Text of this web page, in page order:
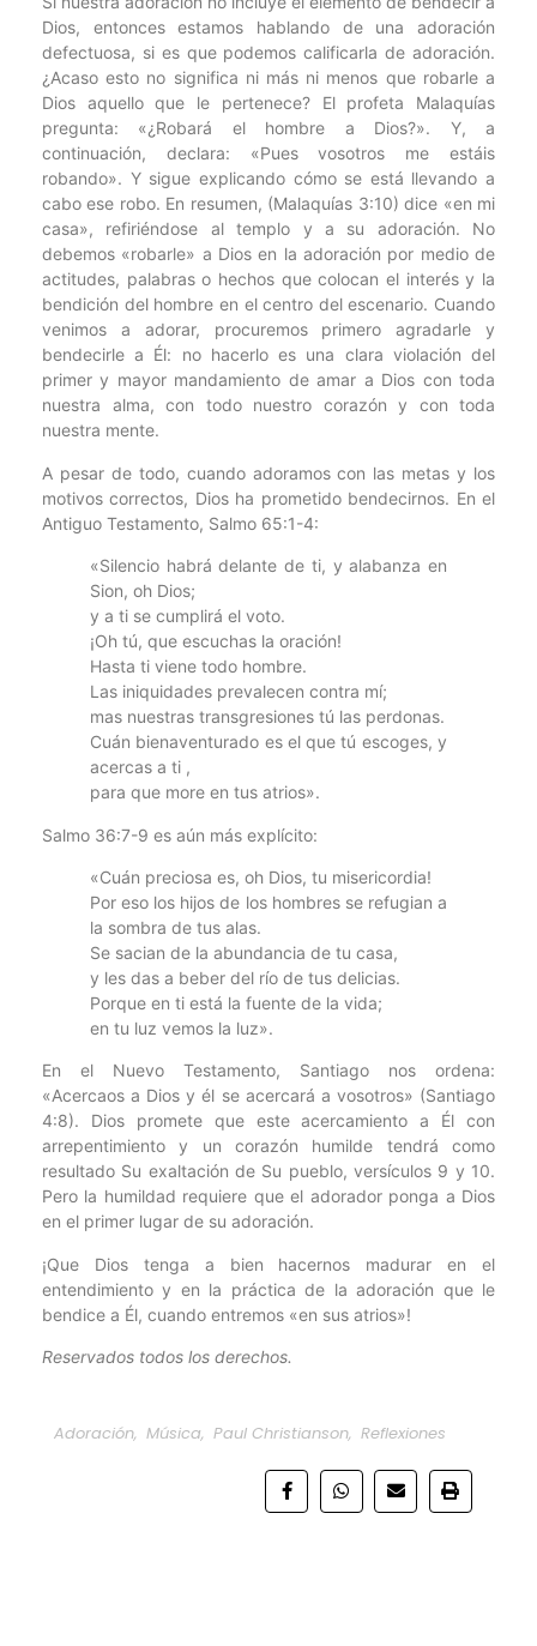
Dios, entonces estamos hablando de una adoración
defectuosa, si es que podemos calificarla de adoración.
¿Acaso esto no significa ni más ni menos que robarle a
Dios aquello que le pertenece? El profeta Malaquías
pregunta: «¿Robará el hombre a Dios?». Y, a
continuación, declara: «Pues vosotros me estáis
robando». Y sigue explicando cómo se está llevando a
cabo ese robo. En resumen, (Malaquías 3:10) dice «en mi
casa», refiriéndose al templo y a su adoración. No
debemos «robarle» a Dios en la adoración por medio de
actitudes, palabras o hechos que colocan el interés y la
bendición del hombre en el centro del escenario. Cuando
venimos a adorar, procuremos primero agradarle y
bendecirle a Él: no hacerlo es una clara violación del
primer y mayor mandamiento de amar a Dios con toda
nuestra alma, con todo nuestro corazón y con toda
nuestra mente.
A pesar de todo, cuando adoramos con las metas y los
motivos correctos, Dios ha prometido bendecirnos. En el
Antiguo Testamento, Salmo 65:1-4:
«Silencio habrá delante de ti, y alabanza en
Sion, oh Dios;
y a ti se cumplirá el voto.
¡Oh tú, que escuchas la oración!
Hasta ti viene todo hombre.
Las iniquidades prevalecen contra mí;
mas nuestras transgresiones tú las perdonas.
Cuán bienaventurado es el que tú escoges, y
acercas a ti ,
para que more en tus atrios».
Salmo 36:7-9 es aún más explícito:
«Cuán preciosa es, oh Dios, tu misericordia!
Por eso los hijos de los hombres se refugian a
la sombra de tus alas.
Se sacian de la abundancia de tu casa,
y les das a beber del río de tus delicias.
Porque en ti está la fuente de la vida;
en tu luz vemos la luz».
En el Nuevo Testamento, Santiago nos ordena:
«Acercaos a Dios y él se acercará a vosotros» (Santiago
4:8). Dios promete que este acercamiento a Él con
arrepentimiento y un corazón humilde tendrá como
resultado Su exaltación de Su pueblo, versículos 9 y 10.
Pero la humildad requiere que el adorador ponga a Dios
en el primer lugar de su adoración.
¡Que Dios tenga a bien hacernos madurar en el
entendimiento y en la práctica de la adoración que le
bendice a Él, cuando entremos «en sus atrios»!
Reservados todos los derechos.
Adoración, Música, Paul Christianson, Reflexiones